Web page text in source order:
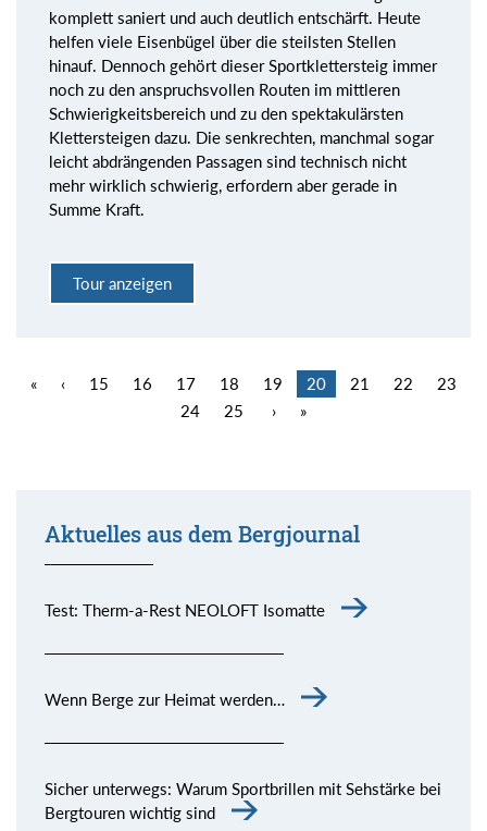
komplett saniert und auch deutlich entschärft. Heute
helfen viele Eisenbügel über die steilsten Stellen
hinauf. Dennoch gehört dieser Sportklettersteig immer
noch zu den anspruchsvollen Routen im mittleren
Schwierigkeitsbereich und zu den spektakulärsten
Klettersteigen dazu. Die senkrechten, manchmal sogar
leicht abdrängenden Passagen sind technisch nicht
mehr wirklich schwierig, erfordern aber gerade in
Summe Kraft.
Tour anzeigen
« ‹ 15 16 17 18 19 20 21 22
23
24
25 › »
Aktuelles aus dem Bergjournal
Test: Therm-a-Rest NEOLOFT Isomatte
Wenn Berge zur Heimat werden…
Sicher unterwegs: Warum Sportbrillen mit Sehstärke bei
Bergtouren wichtig sind